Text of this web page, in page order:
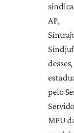
AP,
pelo
MPU